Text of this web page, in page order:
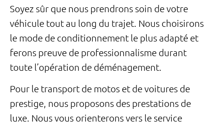
Soyez sûr que nous prendrons soin de votre
véhicule tout au long du trajet. Nous choisirons
le mode de conditionnement le plus adapté et
ferons preuve de professionnalisme durant
toute l’opération de déménagement.
Pour le transport de motos et de voitures de
prestige, nous proposons des prestations de
luxe. Nous vous orienterons vers le service